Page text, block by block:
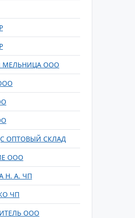
МЕЛЬНИЦА ООО
ОПТОВЫЙ СКЛАД
ООО
Н. А. ЧП
ЧП
ООО